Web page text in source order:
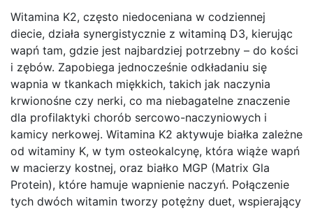
Witamina K2, często niedoceniana w codziennej
diecie, działa synergistycznie z witaminą D3, kierując
wapń tam, gdzie jest najbardziej potrzebny – do kości
i zębów. Zapobiega jednocześnie odkładaniu się
wapnia w tkankach miękkich, takich jak naczynia
krwionośne czy nerki, co ma niebagatelne znaczenie
dla profilaktyki chorób sercowo-naczyniowych i
kamicy nerkowej. Witamina K2 aktywuje białka zależne
od witaminy K, w tym osteokalcynę, która wiąże wapń
w macierzy kostnej, oraz białko MGP (Matrix Gla
Protein), które hamuje wapnienie naczyń. Połączenie
tych dwóch witamin tworzy potężny duet, wspierający